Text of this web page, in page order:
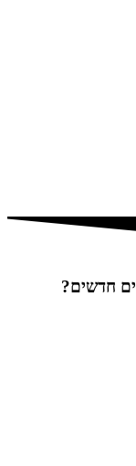
חדשים?